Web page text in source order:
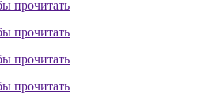
прочитать
прочитать
прочитать
прочитать